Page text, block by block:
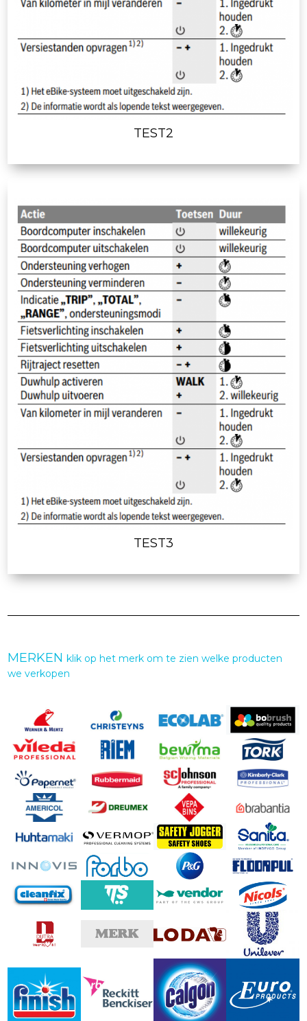
TEST2
TEST3
MERKENklik op het merk om te zien welke producten
we verkopen